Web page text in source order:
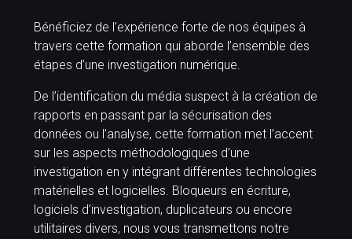
Bénéficiez de l’expérience forte de nos équipes à
travers cette formation qui aborde l’ensemble des
étapes d’une investigation numérique.
De l’identification du média suspect à la création de
rapports en passant par la sécurisation des
données ou l’analyse, cette formation met l’accent
sur les aspects méthodologiques d’une
investigation en y intégrant différentes technologies
matérielles et logicielles. Bloqueurs en écriture,
logiciels d’investigation, duplicateurs ou encore
utilitaires divers, nous vous transmettons notre